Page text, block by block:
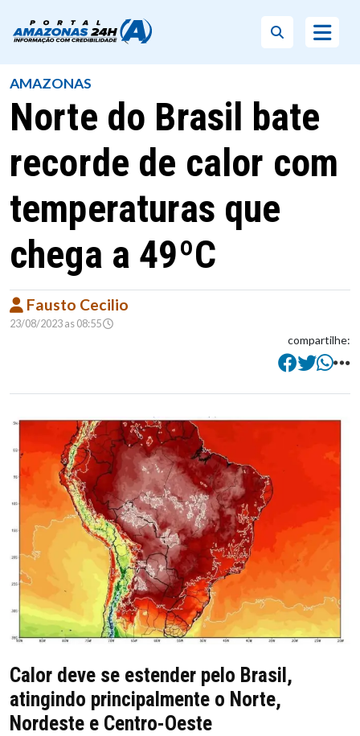
AMAZONAS
Norte do Brasil bate
recorde de calor com
temperaturas que
chega a 49ºC
Fausto Cecilio
23/08/2023 as 08:55
compartilhe:
Calor deve se estender pelo Brasil,
atingindo principalmente o Norte,
Nordeste e Centro-Oeste